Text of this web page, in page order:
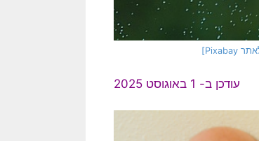
עודכן ב- 1 באוגוסט 2025